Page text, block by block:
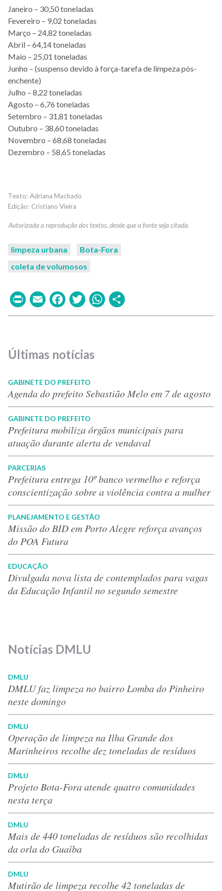
Janeiro – 30,50 toneladas
Fevereiro – 9,02 toneladas
Março – 24,82 toneladas
Abril – 64,14 toneladas
Maio – 25,01 toneladas
Junho – (suspenso devido à força-tarefa de limpeza pós-
enchente)
Julho – 8,22 toneladas
Agosto – 6,76 toneladas
Setembro – 31,81 toneladas
Outubro – 38,60 toneladas
Novembro – 68,68 toneladas
Dezembro – 58,65 toneladas
Adriana Machado
Cristiano Vieira
limpeza urbana
Bota-Fora
coleta de volumosos
PrintEmailFacebook
TwitterWhatsApp
Últimas notícias
GABINETE DO PREFEITO
Agenda do prefeito Sebastião Melo em 7 de agosto
GABINETE DO PREFEITO
Prefeitura mobiliza órgãos municipais para
atuação durante alerta de vendaval
PARCERIAS
Prefeitura entrega 10º banco vermelho e reforça
conscientização sobre a violência contra a mulher
PLANEJAMENTO E GESTÃO
Missão do BID em Porto Alegre reforça avanços
do POA Futura
EDUCAÇÃO
Divulgada nova lista de contemplados para vagas
da Educação Infantil no segundo semestre
Notícias DMLU
DMLU
DMLU faz limpeza no bairro Lomba do Pinheiro
neste domingo
DMLU
Operação de limpeza na Ilha Grande dos
Marinheiros recolhe dez toneladas de resíduos
DMLU
Projeto Bota-Fora atende quatro comunidades
nesta terça
DMLU
Mais de 440 toneladas de resíduos são recolhidas
da orla do Guaíba
DMLU
Mutirão de limpeza recolhe 42 toneladas de